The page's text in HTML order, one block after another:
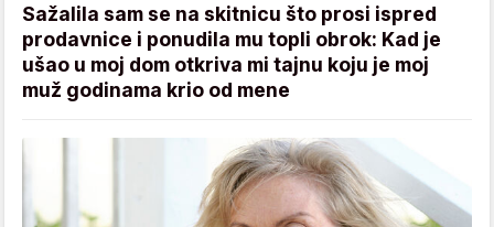
Sažalila sam se na skitnicu što prosi ispred
prodavnice i ponudila mu topli obrok: Kad je
ušao u moj dom otkriva mi tajnu koju je moj
muž godinama krio od mene